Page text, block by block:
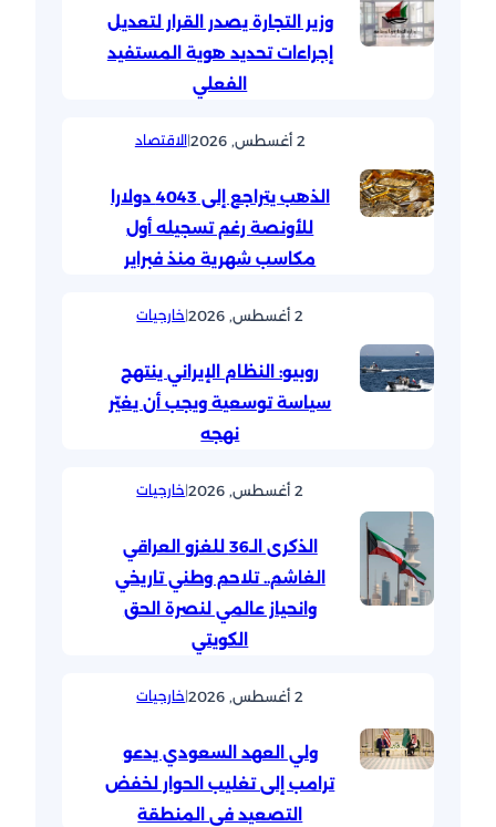
وزير التجارة يصدر القرار لتعديل
إجراءات تحديد هوية المستفيد
الفعلي
2 أغسطس, 2026 |الاقتصاد
الذهب يتراجع إلى 4043 دولارا
للأونصة رغم تسجيله أول
مكاسب شهرية منذ فبراير
2 أغسطس, 2026 |خارجيات
روبيو: النظام الإيراني ينتهج
سياسة توسعية ويجب أن يغيّر
نهجه
2 أغسطس, 2026 |خارجيات
الذكرى الـ36 للغزو العراقي
الغاشم.. تلاحم وطني تاريخي
وانحياز عالمي لنصرة الحق
الكويتي
2 أغسطس, 2026 |خارجيات
ولي العهد السعودي يدعو
ترامب إلى تغليب الحوار لخفض
التصعيد في المنطقة